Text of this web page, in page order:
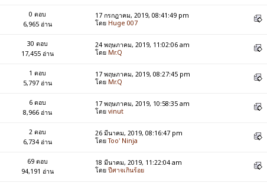
0 ตอบ
6,965 อ่าน
17 กรกฎาคม, 2019, 08:41:49 pm
โดย Huge 007
30 ตอบ
17,455 อ่าน
24 พฤษภาคม, 2019, 11:02:06 am
โดย Mr.Q
1 ตอบ
5,797 อ่าน
17 พฤษภาคม, 2019, 08:27:45 pm
โดย Mr.Q
6 ตอบ
8,966 อ่าน
17 พฤษภาคม, 2019, 10:58:35 am
โดย vinut
2 ตอบ
6,734 อ่าน
26 มีนาคม, 2019, 08:16:47 pm
โดยToo' Ninja
69 ตอบ
94,191 อ่าน
18 มีนาคม, 2019, 11:22:04 am
โดย ปีศาจเกินร้อย